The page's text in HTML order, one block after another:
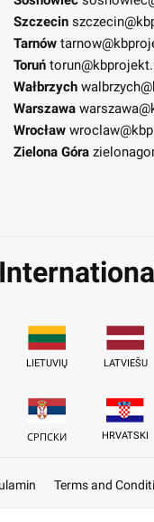
Szczecin
Tarnów
Toruń
Wałbrzych
Warszawa
Wrocław
Zielona Góra
LIETUVIŲ LATVIEŠU
СРПСКИ HRVATSKI
Terms and